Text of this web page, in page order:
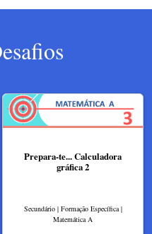
Prepara-te... Calculadora
gráfica 2
Secundário | Formação Específica |
Matemática A